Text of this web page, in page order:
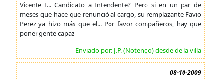
Vicente I... Candidato a Intendente? Pero si en un par de
meses que hace que renunció al cargo, su remplazante Favio
Perez ya hizo más que el... Por favor compañeros, hay que
poner gente capaz
Enviado por: J.P. (Notengo) desde de la villa
08-10-2009